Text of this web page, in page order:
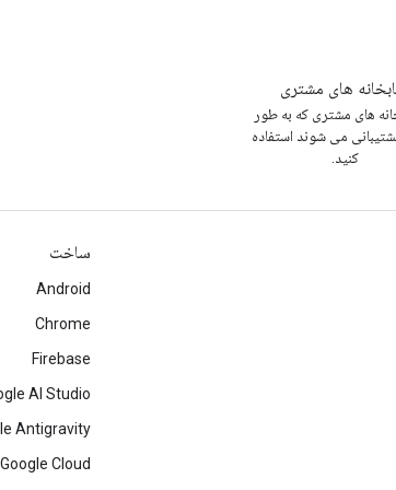
های مشتری
های مشتری که به طور
می شوند استفاده
کنید.
ساخت
Android
Chrome
Firebase
AI Studio
Antigravity
Google Cloud